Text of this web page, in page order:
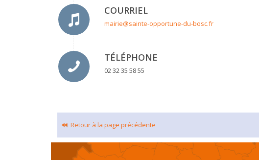
COURRIEL
mairie@sainte-opportune-du-bosc.fr
TÉLÉPHONE
02 32 35 58 55
Retour à la page précédente